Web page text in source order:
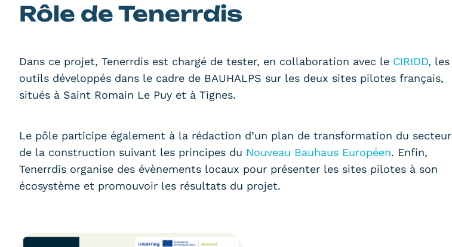
Rôle de Tenerrdis
Dans ce projet, Tenerrdis est chargé de tester, en collaboration avec le CIRIDD, les
outils développés dans le cadre de BAUHALPS sur les deux sites pilotes français,
situés à Saint Romain Le Puy et à Tignes.
Le pôle participe également à la rédaction d’un plan de transformation du secteur
de la construction suivant les principes du Nouveau Bauhaus Européen. Enfin,
Tenerrdis organise des évènements locaux pour présenter les sites pilotes à son
écosystème et promouvoir les résultats du projet.